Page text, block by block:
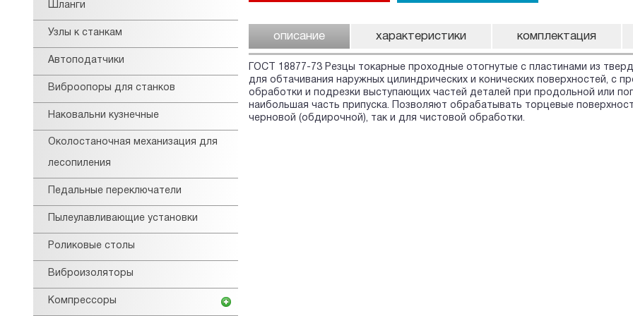
Шланги
Узлы к станкам
Автоподатчики
Виброопоры для станков
Наковальни кузнечные
Околостаночная механизация для
лесопиления
Педальные переключатели
Пылеулавливающие установки
Роликовые столы
Виброизоляторы
Компрессоры
описание характеристики комплектация
ГОСТ 18877-73 Резцы токарные проходные отогнутые с пластинами из
для обтачивания наружных цилиндрических и конических поверхностей, с
обработки и подрезки выступающих частей деталей при продольной или
наибольшая часть припуска. Позволяют обрабатывать торцевые
черновой (обдирочной), так и для чистовой обработки.